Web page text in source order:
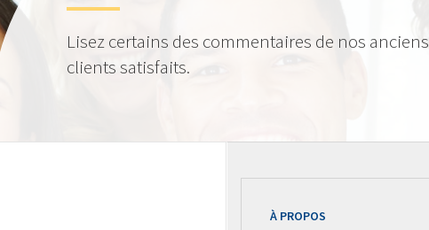
Lisez certains des commentaires de nos anciens
clients satisfaits.
À PROPOS